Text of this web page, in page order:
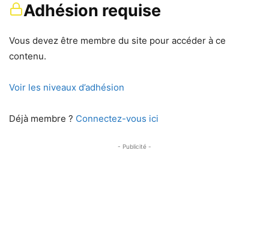
Adhésion requise
Vous devez être membre du site pour accéder à ce
contenu.
Voir les niveaux d’adhésion
Déjà membre ? Connectez-vous ici
- Publicité -